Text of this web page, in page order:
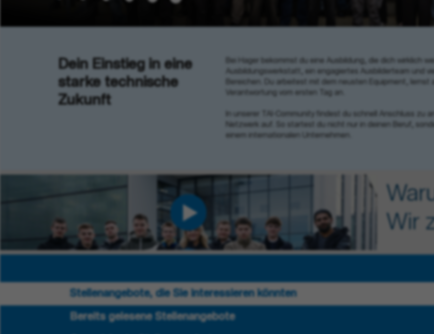
Dein Einstieg in eine
starke technische
Zukunft
Bei Hager bekommst du eine Ausbildung, die dich wirklich
Ausbildungswerkstatt, ein engagiertes Ausbilderteam und
Bereichen. Du arbeitest mit dem neusten Equipment, lernst
Verantwortung vom ersten Tag an.
In unserer TAI-Community findest du schnell Anschluss zu
Netzwerk auf. So startest du nicht nur in deinen Beruf,
einem internationalen Unternehmen.
Wir
Stellenangebote, die Sie interessieren könnten
Bereits gelesene Stellenangebote